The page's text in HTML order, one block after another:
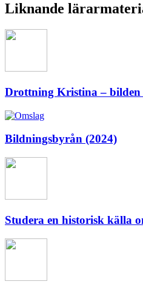
Liknande
Drottning Kristina – bilden
Bildningsbyrån (2024)
Studera en historisk källa